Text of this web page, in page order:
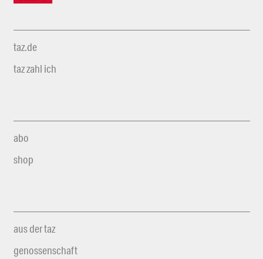
taz.de
taz zahl ich
abo
shop
aus der taz
genossenschaft